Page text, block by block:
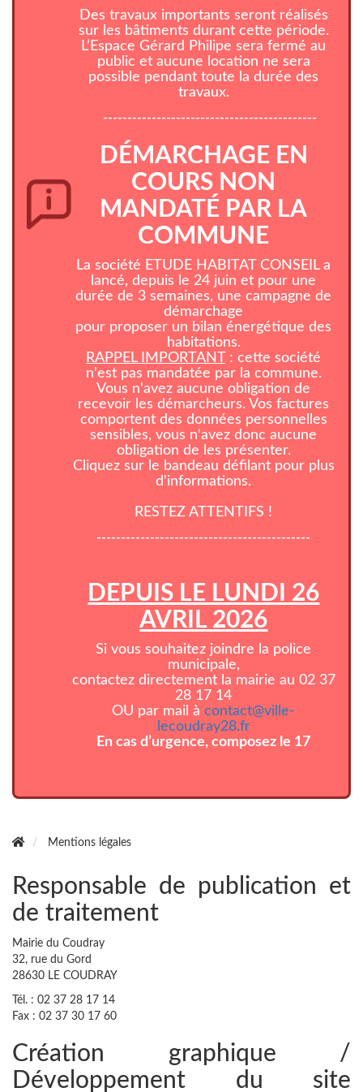
Des travaux importants seront réalisés
sur les bâtiments durant cette période.
L’Espace Gérard Philipe sera fermé au
public et aucune location ne sera
possible pendant toute la durée des
travaux.
--------------------------------------------
DÉMARCHAGE EN
COURS NON
MANDATÉ PAR LA
COMMUNE
La société ETUDE HABITAT CONSEIL a
lancé, depuis le 24 juin et pour une
durée de 3 semaines, une campagne de
démarchage
pour proposer un bilan énergétique des
habitations.
RAPPEL IMPORTANT : cette société
n'est pas mandatée par la commune.
Vous n'avez aucune obligation de
recevoir les démarcheurs. Vos factures
comportent des données personnelles
sensibles, vous n'avez donc aucune
obligation de les présenter.
Cliquez sur le bandeau défilant pour plus
d'informations.
RESTEZ ATTENTIFS !
--------------------------------------------
DEPUIS LE LUNDI 26
AVRIL 2026
Si vous souhaitez joindre la police
municipale,
contactez directement la mairie au 02 37
28 17 14
OU par mail àcontact@ville-
lecoudray28.fr
En cas d’urgence, composez le 17
Mentions légales
Responsable de publication et
de traitement
Mairie du Coudray
32, rue du Gord
28630 LE COUDRAY
Tél. : 02 37 28 17 14
Fax : 02 37 30 17 60
Création graphique /
Développement du site